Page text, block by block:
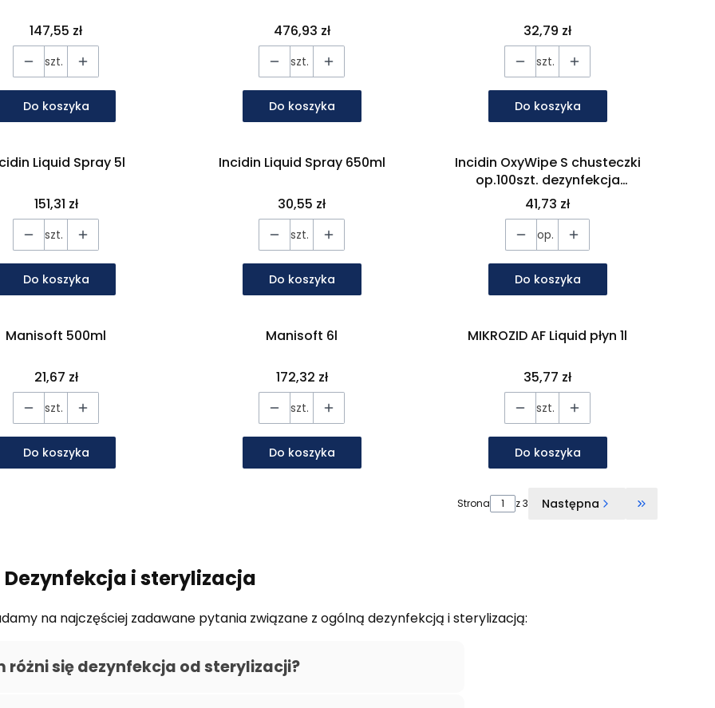
Cena
147,55 zł
szt.
Do koszyka
Cena
476,93 zł
szt.
Do koszyka
Cena
32,79 zł
szt.
Do koszyka
Liquid Spray 5l
Cena
151,31 zł
szt.
Do koszyka
Incidin Liquid Spray 650ml
Cena
30,55 zł
szt.
Do koszyka
Incidin OxyWipe S chusteczki
op.100szt. dezynfekcja
powierzchni
Cena
41,73 zł
op.
Do koszyka
Manisoft 500ml
Cena
21,67 zł
szt.
Do koszyka
Manisoft 6l
Cena
172,32 zł
szt.
Do koszyka
MIKROZID AF Liquid płyn 1l
Cena
35,77 zł
szt.
Do koszyka
Strona z 3 Następna Przejdź do
Dezynfekcja i sterylizacja
na najczęściej zadawane pytania związane z ogólną dezynfekcją i sterylizacją:
różni się dezynfekcja od sterylizacji?